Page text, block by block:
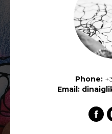
Phone:
Email: